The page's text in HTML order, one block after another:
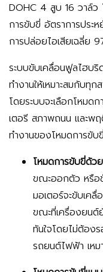
DOHC 4 สูบ 16 วาล์ว
การขับขี่ อัตราการประ
การปล่อยไอเสียเฉลี่ย
ระบบขับเคลื่อนฟูลไฮบริ
ทำงานให้เหมาะสมกับ
โดยระบบจะเลือกโหมด
เตอรี สภาพถนน และพ
ทำงานของโหมดการขั
โหมดการขับขี่ด้ว
ขณะออกตัว หรือ
มอเตอร์จะขับเค
ขณะที่เครื่องยนต์
ทันใจโดยไม่ต้อง
รถยนต์ไฟฟ้า เหม